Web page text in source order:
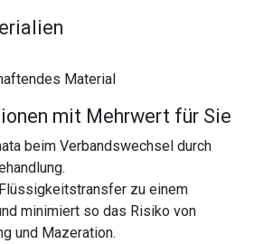
Material
mit Mehrwert für Sie
beim Verbandswechsel durch
zu einem
minimiert so das Risiko von
und Mazeration.